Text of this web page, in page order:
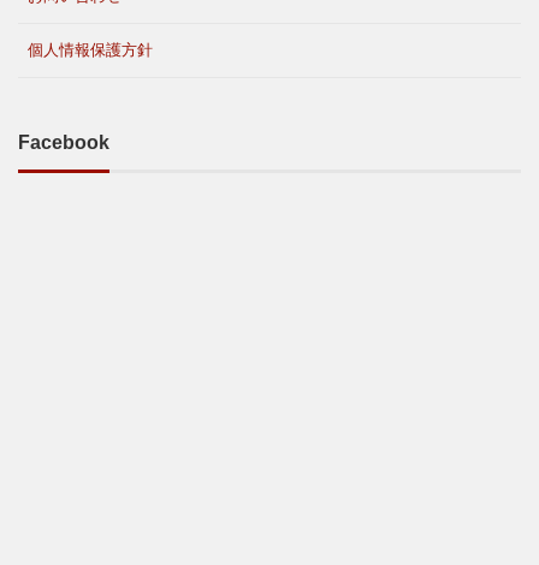
個人情報保護方針
Facebook